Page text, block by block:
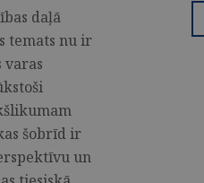
daļā
temats nu ir
šobrīd ir
un